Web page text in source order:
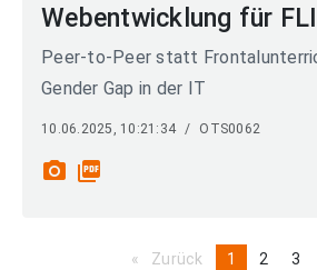
Webentwicklung für
Peer-to-Peer statt
Gender Gap in der IT
10.06.2025, 10:21:34 / OTS0062
photo_camera picture_as_pdf
Zurück pageYou're
1 page
2 3